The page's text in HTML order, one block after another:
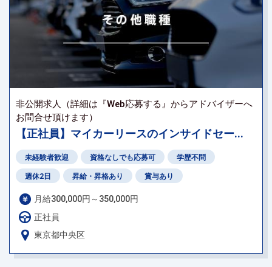
非公開求人（詳細は『Web応募する』からアドバイザーへ
お問合せ頂けます）
【正社員】マイカーリースのインサイドセー...
未経験者歓迎 資格なしでも応募可 学歴不問
週休2日 昇給・昇格あり 賞与あり
月給300,000円～350,000円
正社員
東京都中央区